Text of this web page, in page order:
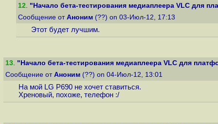
12. "Начало бета-тестирования медиаплеера VLC для
Сообщение от Аноним (??) on 03-Июл-12, 17:13
Этот будет лучшим.
13. "Начало бета-тестирования медиаплеера VLC для
Сообщение от Аноним (??) on 04-Июл-12, 13:01
На мой LG P690 не хочет ставиться.
Хреновый, похоже, телефон :/